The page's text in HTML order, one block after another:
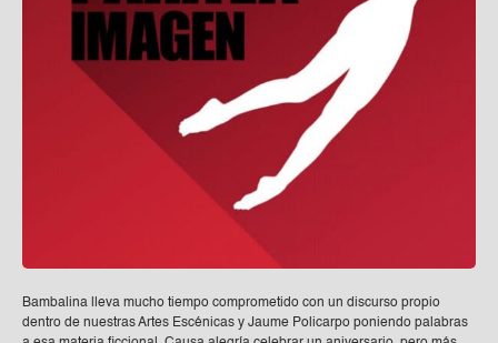
Bambalina lleva mucho tiempo comprometido con un discurso propio
dentro de nuestras Artes Escénicas y Jaume Policarpo poniendo palabras